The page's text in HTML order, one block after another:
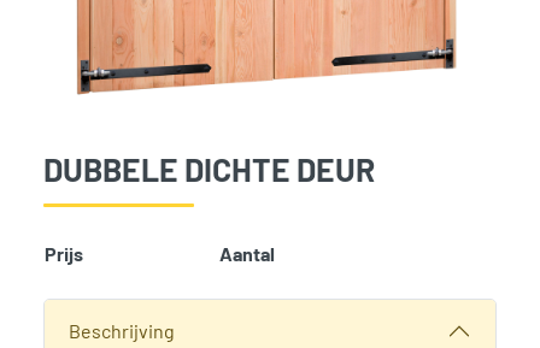
DUBBELE DICHTE DEUR
Prijs Aantal
Beschrijving